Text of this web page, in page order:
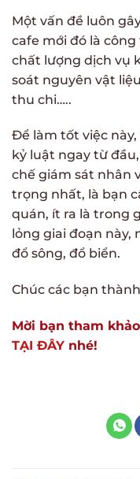
Một vấn đề luôn
cafe mới đó là
chất lượng dịch vụ
soát nguyên vật
thu chi…..
Để làm tốt việc
kỷ luật ngay từ
chế giám sát nhân
trọng nhất, là bạn
quán, ít ra là trong
lỏng giai đoạn này,
đổ sông, đổ biển.
Chúc các bạn
Mời bạn tham
TẠI ĐÂY nhé!